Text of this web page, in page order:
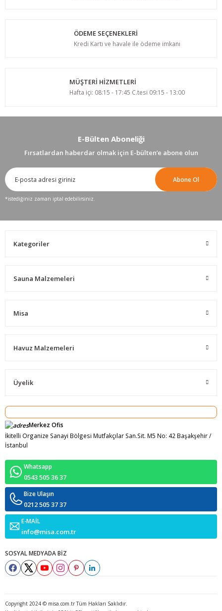
ÖDEME SEÇENEKLERİ
Kredi Kartı ve havale ile ödeme imkanı
MÜŞTERİ HİZMETLERİ
Hafta içi: 08:15 - 17:45 C.tesi 09:15 - 13:00
E-Bülten Aboneliği
Fırsatlardan haberdar olmak için E-bülten’e abone olun
Abone Ol
*istediğiniz zaman iptal edebilirsiniz.
Kategoriler
Sauna Malzemeleri
Misa
Havuz Malzemeleri
Üyelik
Merkez Ofis
İkitelli Organize Sanayi Bölgesi Mutfakçılar San.Sit. M5 No: 42 Başakşehir /
İstanbul
Whatsapp
0543 505 36 37
Bize Ulaşın
0212 505 37 37
E-MAİL
info@misa.com.tr
SOSYAL MEDYADA BİZ
Copyright 2024 © misa.com.tr Tüm Hakları Saklıdır.